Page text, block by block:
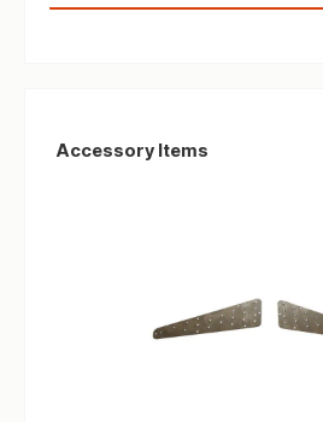
Produktgalerie überspringen
Accessory Items